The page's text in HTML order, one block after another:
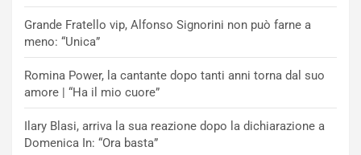
Grande Fratello vip, Alfonso Signorini non può farne a
meno: “Unica”
Romina Power, la cantante dopo tanti anni torna dal suo
amore | “Ha il mio cuore”
Ilary Blasi, arriva la sua reazione dopo la dichiarazione a
Domenica In: “Ora basta”